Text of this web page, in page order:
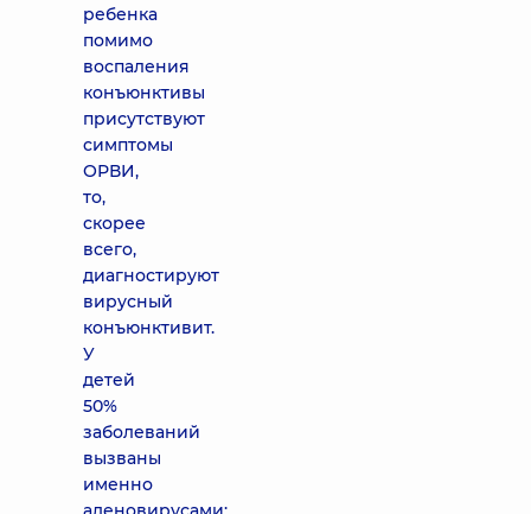
ребенка
помимо
воспаления
конъюнктивы
присутствуют
симптомы
ОРВИ,
то,
скорее
всего,
диагностируют
вирусный
конъюнктивит.
У
детей
50%
заболеваний
вызваны
именно